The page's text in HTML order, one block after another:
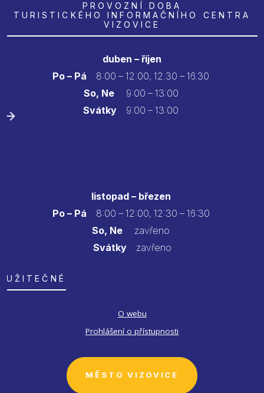
PROVOZNÍ DOBA
TURISTICKÉHO INFORMAČNÍHO CENTRA
VIZOVICE
duben – říjen
Po – Pá
8:00 – 12:00, 12.30 – 16.30
So, Ne9:00 – 13:00
Svátky 9:00 – 13:00
listopad – březen
Po – Pá 8:00 – 12:00, 12:30 – 16:30
So, Ne zavřeno
Svátkyzavřeno
UŽITEČNÉ
O webu
Prohlášení o přístupnosti
MĚSTO VIZOVICE